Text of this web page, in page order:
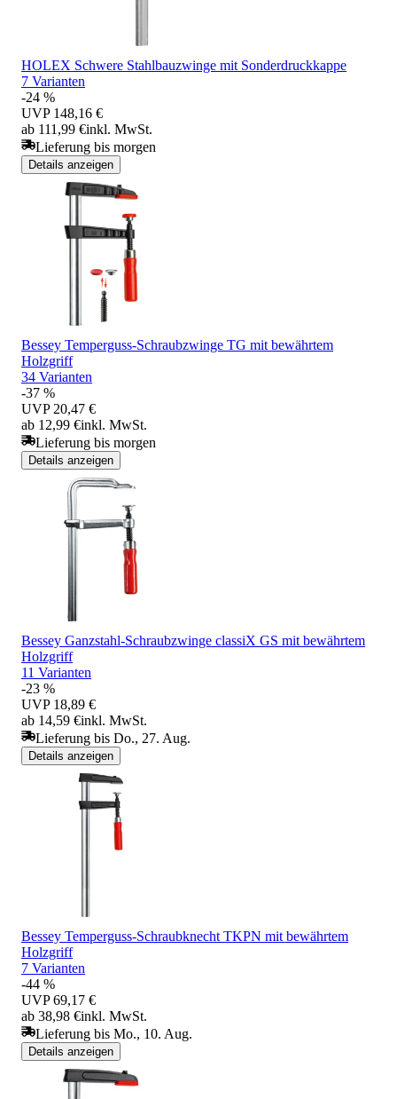
HOLEX Schwere Stahlbauzwinge mit Sonderdruckkappe
7 Varianten
-24 %
UVP 148,16 €
ab 111,99 €inkl. MwSt.
Lieferung bis morgen
Details anzeigen
Bessey Temperguss-Schraubzwinge TG mit bewährtem
Holzgriff
34 Varianten
-37 %
UVP 20,47 €
ab 12,99 €inkl. MwSt.
Lieferung bis morgen
Details anzeigen
Bessey Ganzstahl-Schraubzwinge classiX GS mit bewährtem
Holzgriff
11 Varianten
-23 %
UVP 18,89 €
ab 14,59 €inkl. MwSt.
Lieferung bis Do., 27. Aug.
Details anzeigen
Bessey Temperguss-Schraubknecht TKPN mit bewährtem
Holzgriff
7 Varianten
-44 %
UVP 69,17 €
ab 38,98 €inkl. MwSt.
Lieferung bis Mo., 10. Aug.
Details anzeigen